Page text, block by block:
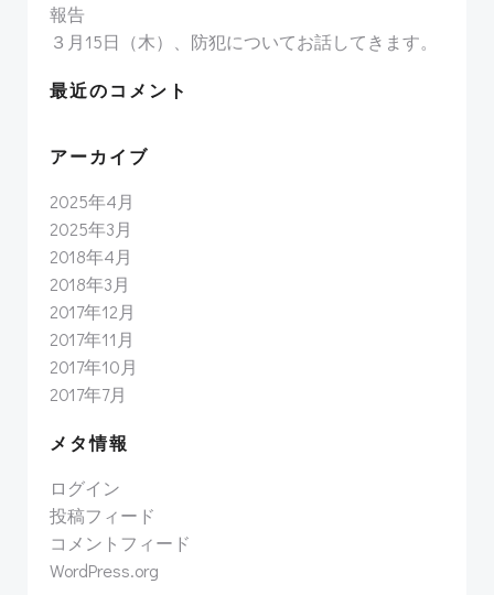
報告
３月15日（木）、防犯についてお話してきます。
最近のコメント
アーカイブ
2025年4月
2025年3月
2018年4月
2018年3月
2017年12月
2017年11月
2017年10月
2017年7月
メタ情報
ログイン
投稿フィード
コメントフィード
WordPress.org